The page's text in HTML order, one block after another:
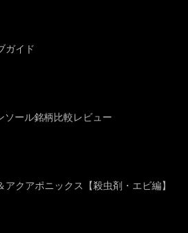
ガイド
ール銘柄比較レビュー
クアポニックス【殺虫剤・エビ編】